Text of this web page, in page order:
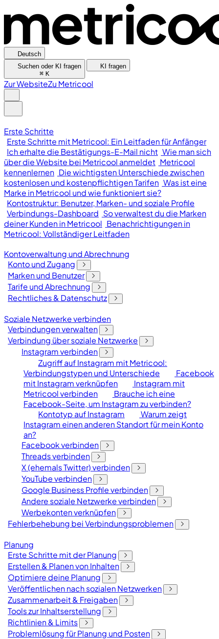
Deutsch
Suchen oder KI fragen
⌘ K
KI fragen
Zur WebsiteZu Metricool
Erste Schritte
Erste Schritte mit Metricool: Ein Leitfaden für Anfänger
Ich erhalte die Bestätigungs-E-Mail nicht Wie man sich
über die Website bei Metricool anmeldet Metricool
kennenlernen Die wichtigsten Unterschiede zwischen
kostenlosen und kostenpflichtigen Tarifen Was ist eine
Marke in Metricool und wie funktioniert sie?
Kontostruktur: Benutzer, Marken- und soziale Profile
Verbindungs-Dashboard So verwaltest du die Marken
deiner Kunden in Metricool Benachrichtigungen in
Metricool: Vollständiger Leitfaden
Kontoverwaltung und Abrechnung
Konto und Zugang
Marken und Benutzer
Tarife und Abrechnung
Rechtliches & Datenschutz
Soziale Netzwerke verbinden
Verbindungen verwalten
Verbindung über soziale Netzwerke
Instagram verbinden
Zugriff auf Instagram mit Metricool:
Verbindungstypen und Unterschiede
Facebook
mit Instagram verknüpfen
Instagram mit
Metricool verbinden
Brauche ich eine
Facebook-Seite, um Instagram zu verbinden?
Kontotyp auf Instagram
Warum zeigt
Instagram einen anderen Standort für mein Konto
an?
Facebook verbinden
Threads verbinden
X (ehemals Twitter) verbinden
YouTube verbinden
Google Business Profile verbinden
Andere soziale Netzwerke verbinden
Werbekonten verknüpfen
Fehlerbehebung bei Verbindungsproblemen
Planung
Erste Schritte mit der Planung
Erstellen & Planen von Inhalten
Optimiere deine Planung
Veröffentlichen nach sozialen Netzwerken
Zusammenarbeit & Freigaben
Tools zur Inhaltserstellung
Richtlinien & Limits
Problemlösung für Planung und Posten